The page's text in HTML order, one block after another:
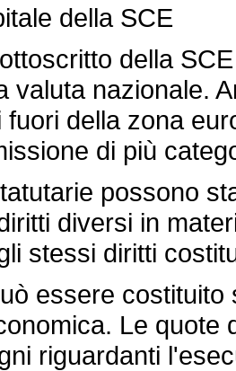
della SCE
della
valuta nazionale.
fuori della zona
di più
possono
diversi in
stessi diritti
essere
Le quote
riguardanti